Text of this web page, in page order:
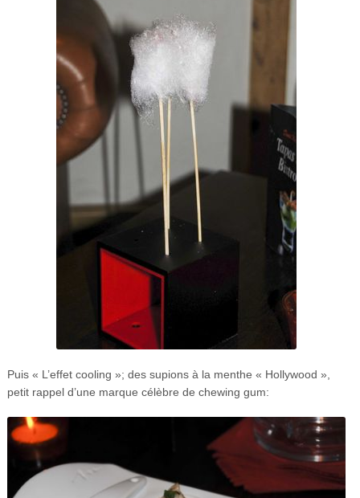
Puis « L’effet cooling »; des supions à la menthe « Hollywood »,
petit rappel d’une marque célèbre de chewing gum: